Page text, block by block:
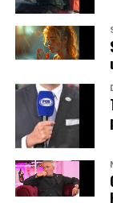
medidas de
vulnerables.
Mirando
La crisis
catalizador
energética
considerando
inversión en
infraestructura